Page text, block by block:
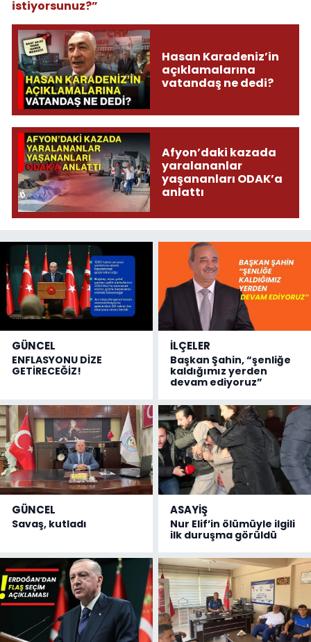
istiyorsunuz?”
Hasan Karadeniz’in
açıklamalarına
vatandaş ne dedi?
Afyon’daki kazada
yaralananlar
yaşananları ODAK’a
anlattı
GÜNCEL
ENFLASYONU DİZE
GETİRECEĞİZ!
İLÇELER
Başkan Şahin, “şenliğe
kaldığımız yerden
devam ediyoruz”
GÜNCEL
Savaş, kutladı
ASAYİŞ
Nur Elif’in ölümüyle ilgili
ilk duruşma görüldü